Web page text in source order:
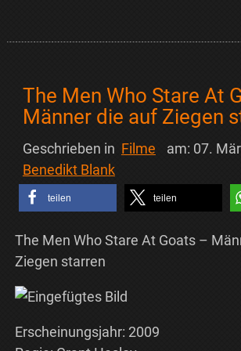
The Men Who Stare At
Männer die auf Ziegen
Geschrieben in Filme am: 07.
Benedikt Blank
teilen teilen
The Men Who Stare At Goats –
Ziegen starren
Erscheinungsjahr: 2009